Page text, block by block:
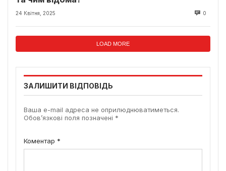
24 Квітня, 2025 0
LOAD MORE
ЗАЛИШИТИ ВІДПОВІДЬ
Ваша e-mail адреса не оприлюднюватиметься.
Обов’язкові поля позначені *
Коментар *